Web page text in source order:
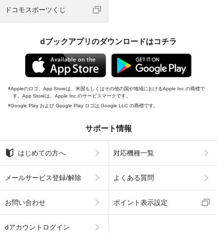
ドコモスポーツくじ
dブックアプリのダウンロードはコチラ
Appleのロゴ、App Storeは、米国もしくはその他の国や地域におけるApple Inc.の商標で
す。App Storeは、Apple Inc.のサービスマークです。
Google Play および Google Play ロゴは Google LLC の商標です。
サポート情報
はじめての方へ 対応機種一覧
メールサービス登録/解除 よくある質問
お問い合わせ ポイント表示設定
dアカウントログイン